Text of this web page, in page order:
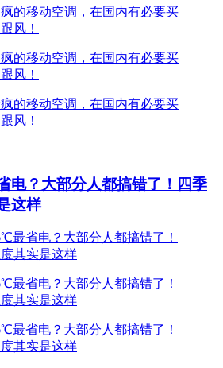
电？大部分人都搞错了！四季
这样